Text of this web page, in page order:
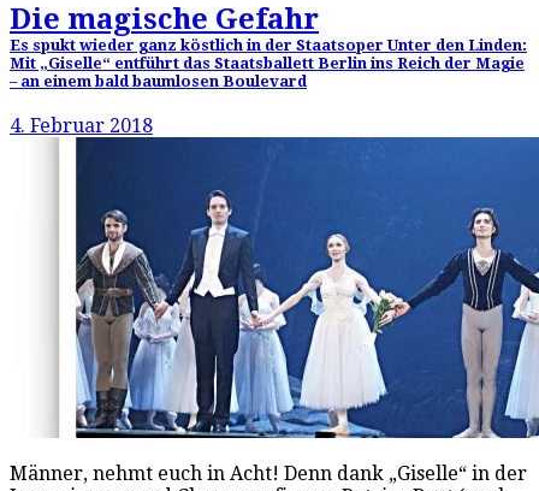
Die magische Gefahr
Es spukt wieder ganz köstlich in der Staatsoper Unter den Linden:
Mit „Giselle“ entführt das Staatsballett Berlin ins Reich der Magie
– an einem bald baumlosen Boulevard
4. Februar 2018
Männer, nehmt euch in Acht! Denn dank „Giselle“ in der